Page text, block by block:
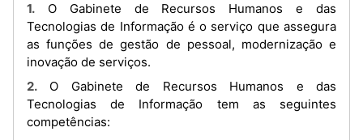
1. O Gabinete de Recursos Humanos e das
Tecnologias de Informação é o serviço que assegura
as funções de gestão de pessoal, modernização e
inovação de serviços.
2. O Gabinete de Recursos Humanos e das
Tecnologias de Informação tem as seguintes
competências: